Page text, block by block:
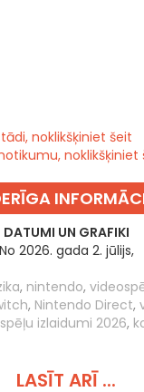
noklikšķiniet šeit
noklikšķiniet
DATUMI UN GRAFIKI
No 2026. gada 2. jūlijs,
, nintendo,
, Nintendo Direct,
izlaidumi 2026,
LASĪT ARĪ ...